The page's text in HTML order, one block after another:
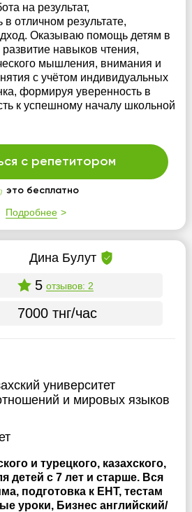
на результат,
в отличном результате,
Оказываю помощь детям в
навыков чтения,
мышления, внимания и
с учётом индивидуальных
формируя уверенность в
к успешному началу школьной
с репетитором
это бесплатно
Подробнее
Дина Булут
5 отзывов: 2
7000 тнг/час
университет
и мировых языков
и турецкого, казахского,
детей с 7 лет и старше. Вся
подготовка к ЕНТ, тестам
уроки, Бизнес английский/